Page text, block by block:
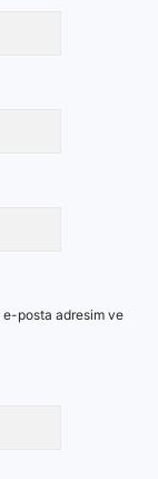
e-posta adresim ve